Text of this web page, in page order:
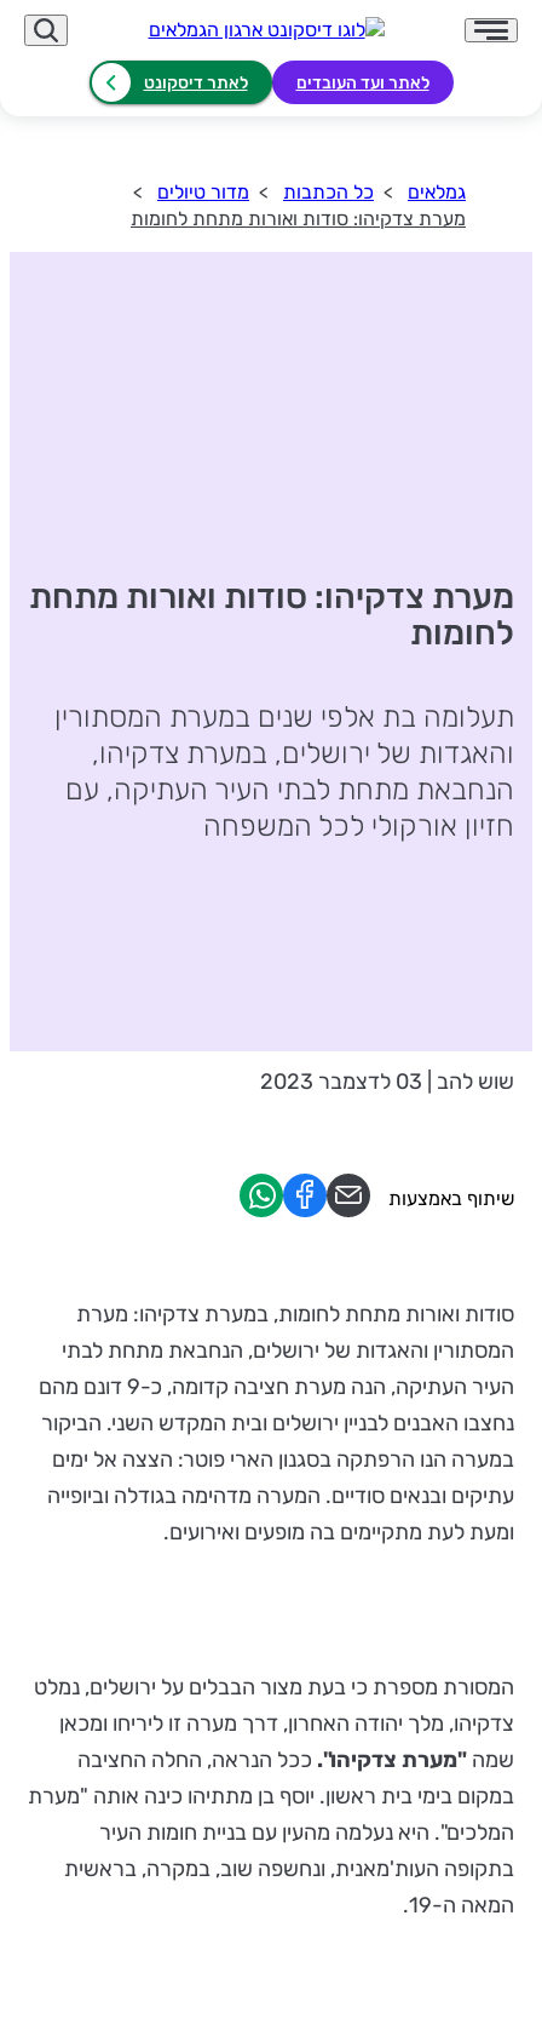
לאתר ועד העובדים לאתר דיסקונט
גמלאים כל הכתבות
מדור טיולים
מערת צדקיהו: סודות ואורות מתחת לחומות
מערת צדקיהו: סודות ואורות מתחת
לחומות
תעלומה בת אלפי שנים במערת המסתורין
והאגדות של ירושלים, במערת צדקיהו,
הנחבאת מתחת לבתי העיר העתיקה, עם
חזיון אורקולי לכל המשפחה
שוש להב | 03 לדצמבר 2023
סודות ואורות מתחת לחומות, במערת צדקיהו: מערת
המסתורין והאגדות של ירושלים, הנחבאת מתחת לבתי
העיר העתיקה, הנה מערת חציבה קדומה, כ-9 דונם מהם
נחצבו האבנים לבניין ירושלים ובית המקדש השני. הביקור
במערה הנו הרפתקה בסגנון הארי פוטר: הצצה אל ימים
עתיקים ובנאים סודיים. המערה מדהימה בגודלה וביופייה
ומעת לעת מתקיימים בה מופעים ואירועים.
המסורת מספרת כי בעת מצור הבבלים על ירושלים, נמלט
צדקיהו, מלך יהודה האחרון, דרך מערה זו ליריחו ומכאן
שמה "מערת צדקיהו". ככל הנראה, החלה החציבה
במקום בימי בית ראשון. יוסף בן מתתיהו כינה אותה "מערת
המלכים". היא נעלמה מהעין עם בניית חומות העיר
בתקופה העות'מאנית, ונחשפה שוב, במקרה, בראשית
המאה ה-19.
שיתוף באמצעות